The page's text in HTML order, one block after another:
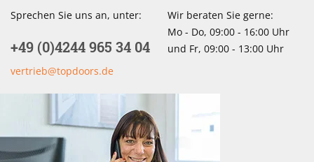
Sprechen Sie uns an, unter:
+49 (0)4244 965 34 04
vertrieb@topdoors.de
Wir beraten Sie gerne:
Mo - Do, 09:00 - 16:00 Uhr
und Fr, 09:00 - 13:00 Uhr